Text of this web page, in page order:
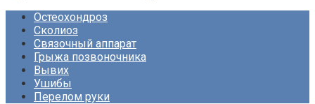
Остеохондроз
Сколиоз
Связочный аппарат
Грыжа позвоночника
Вывих
Ушибы
Перелом руки